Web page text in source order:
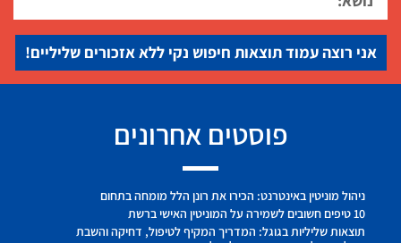
אני רוצה עמוד תוצאות חיפוש נקי ללא אזכורים שליליים!
פוסטים אחרונים
ניהול מוניטין באינטרנט: הכירו את רונן הלל מומחה בתחום
10 טיפים חשובים לשמירה על המוניטין האישי ברשת
תוצאות שליליות בגוגל: המדריך המקיף לטיפול, דחיקה והשבת